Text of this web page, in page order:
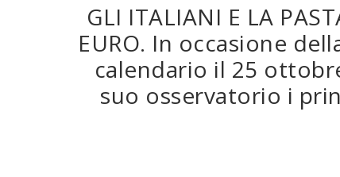
GLI ITALIANI E LA
EURO. In occasione
calendario il 25
suo osservatorio i